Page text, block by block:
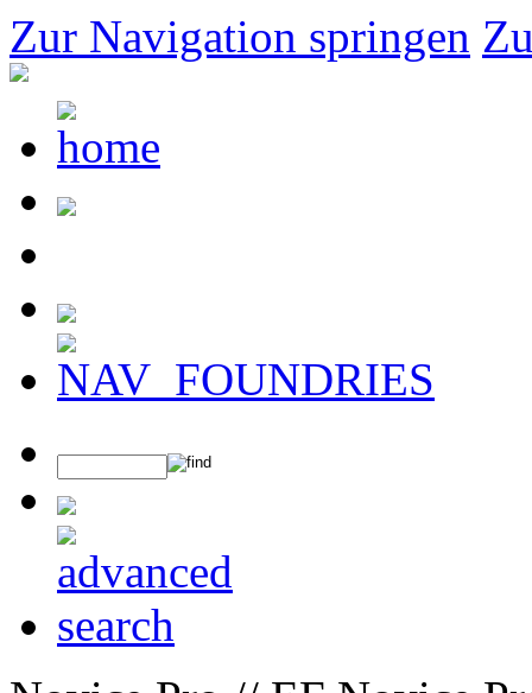
Zur Navigation springen